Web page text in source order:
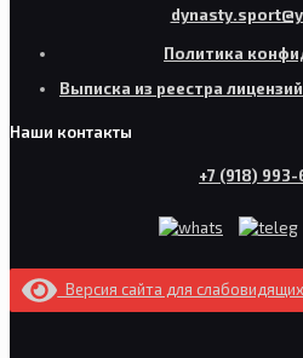
Политика
Выписка из реестра
Наши контакты
+7 (918)
Версия сайта для слабовидящих